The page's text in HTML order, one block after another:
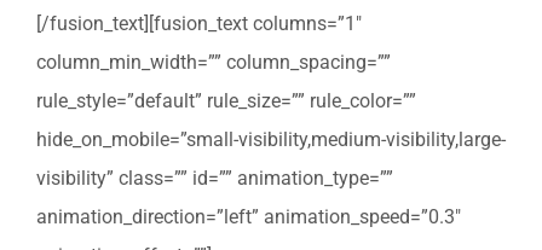
[/fusion_text][fusion_text columns=”1″
column_min_width=”” column_spacing=””
rule_style=”default” rule_size=”” rule_color=””
hide_on_mobile=”small-visibility,medium-visibility,large-
visibility” class=”” id=”” animation_type=””
animation_direction=”left” animation_speed=”0.3″